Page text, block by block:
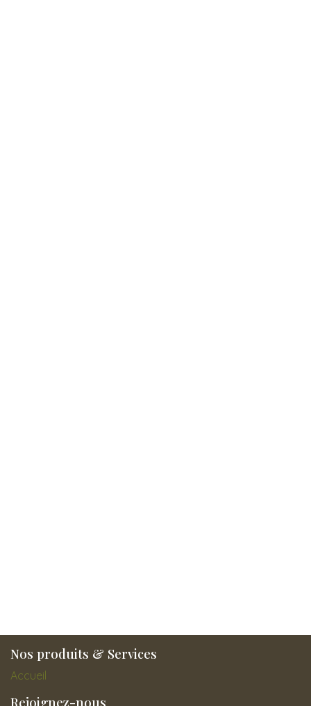
Nos produits & Services
Accueil
Rejoignez-nous